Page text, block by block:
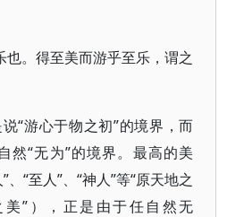
也。得至美而游乎至乐，谓之
“游心于物之初”的境界，而
然“无为”的境界。最高的美
、“至人”、“神人”等“原天地之
”），正是由于任自然无